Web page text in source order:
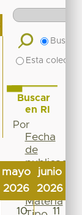
mayo
2026
junio
2026
10 11
Buscar
Esta
Buscar
en RI
Por
Fecha
de
publicación
Autor
Título
Materia